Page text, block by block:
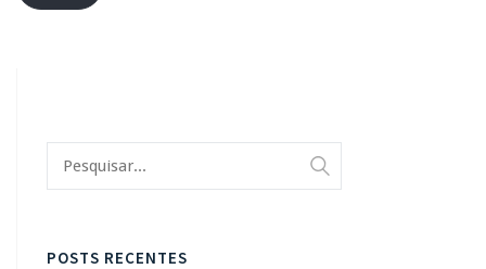
POSTS RECENTES